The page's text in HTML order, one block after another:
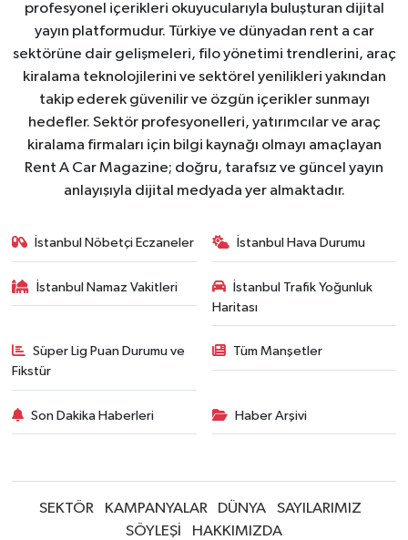
profesyonel içerikleri okuyucularıyla buluşturan dijital
yayın platformudur. Türkiye ve dünyadan rent a car
sektörüne dair gelişmeleri, filo yönetimi trendlerini, araç
kiralama teknolojilerini ve sektörel yenilikleri yakından
takip ederek güvenilir ve özgün içerikler sunmayı
hedefler. Sektör profesyonelleri, yatırımcılar ve araç
kiralama firmaları için bilgi kaynağı olmayı amaçlayan
Rent A Car Magazine; doğru, tarafsız ve güncel yayın
anlayışıyla dijital medyada yer almaktadır.
İstanbul Nöbetçi Eczaneler İstanbul Hava Durumu
İstanbul Namaz Vakitleri
İstanbul Trafik Yoğunluk
Haritası
Süper Lig Puan Durumu ve
Fikstür
Tüm Manşetler
Son Dakika Haberleri Haber Arşivi
SEKTÖR KAMPANYALAR DÜNYA
SAYILARIMIZ
SÖYLEŞİ
HAKKIMIZDA